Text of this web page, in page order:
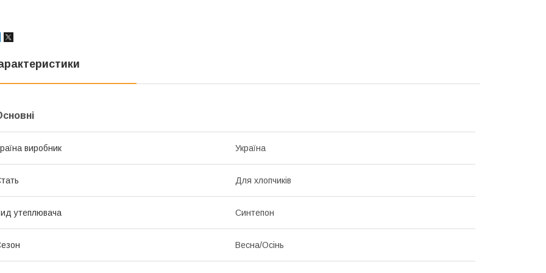
виробник Україна
Для хлопчиків
утеплювача Синтепон
Весна/Осінь